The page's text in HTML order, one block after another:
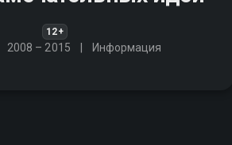
12+
2008 – 2015 Информация